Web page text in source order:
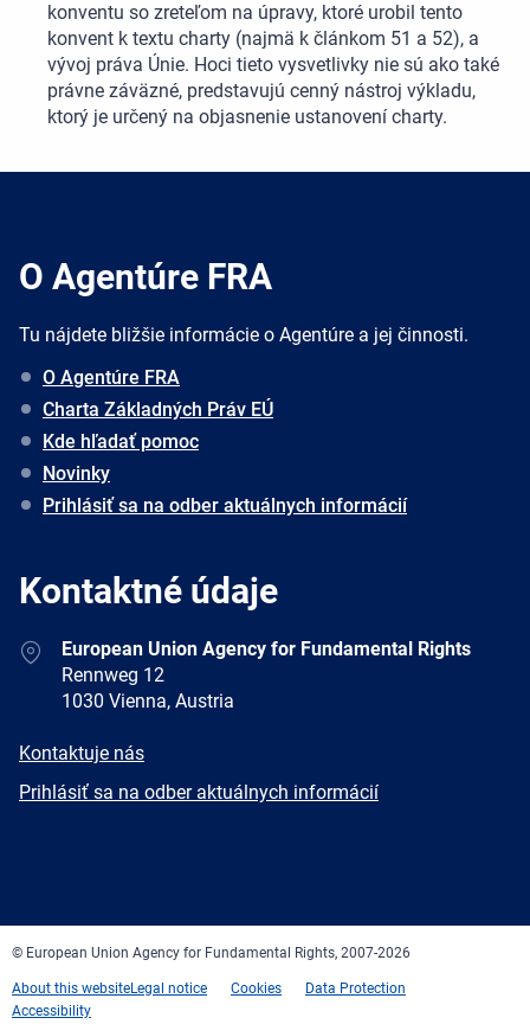
konventu so zreteľom na úpravy, ktoré urobil tento
konvent k textu charty (najmä k článkom 51 a 52), a
vývoj práva Únie. Hoci tieto vysvetlivky nie sú ako také
právne záväzné, predstavujú cenný nástroj výkladu,
ktorý je určený na objasnenie ustanovení charty.
O Agentúre FRA
Tu nájdete bližšie informácie o Agentúre a jej činnosti.
O Agentúre FRA
Charta Základných Práv EÚ
Kde hľadať pomoc
Novinky
Prihlásiť sa na odber aktuálnych informácií
Kontaktné údaje
AddressEuropean Union Agency for Fundamental Rights
Rennweg 12
1030 Vienna, Austria
E-
Kontaktuje nás
Newsletter
Prihlásiť sa na odber aktuálnych informácií
© European Union Agency for Fundamental Rights, 2007-2026
About this websiteLegal notice Cookies
Data Protection
Accessibility